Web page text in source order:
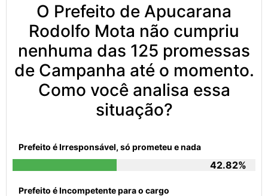
O Prefeito de Apucarana
Rodolfo Mota não cumpriu
nenhuma das 125 promessas
de Campanha até o momento.
Como você analisa essa
situação?
Prefeito é Irresponsável, só prometeu e nada
42.82%
Prefeito é Incompetente para o cargo